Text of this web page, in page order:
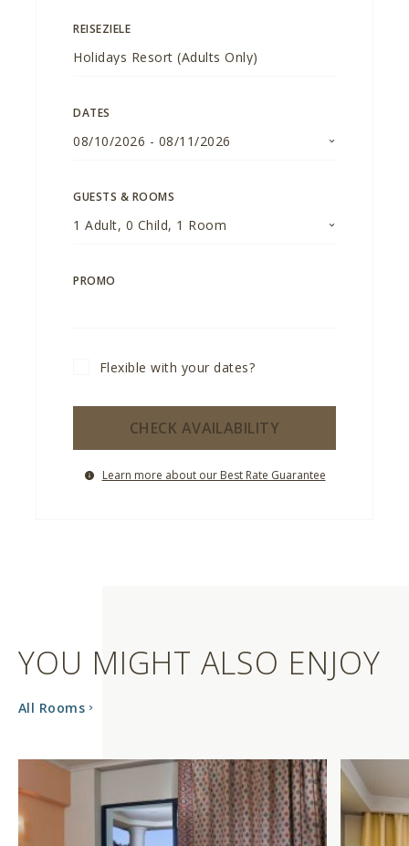
REISEZIELE
DATES
08/10/2026 - 08/11/2026
GUESTS & ROOMS
1 Adult, 0 Child, 1 Room
PROMO
Flexible with your dates?
CHECK AVAILABILITY
Learn more about our Best Rate Guarantee
YOU MIGHT ALSO ENJOY
All Rooms